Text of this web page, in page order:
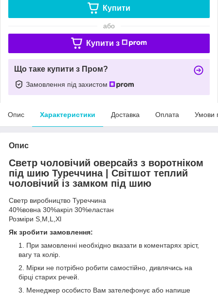
Купити
або
Купити з
Що таке купити з Пром?
Замовлення під захистом
Опис Характеристики Доставка Оплата Умови
Опис
Светр чоловічий оверсайз з воротніком
під шию Туреччина | Світшот теплий
чоловічий із замком під шию
Светр виробництво Туреччина
40%вовна 30%акріл 30%еластан
Розміри S,M,L,Xl
Як зробити замовлення:
При замовленні необхідно вказати в коментарях зріст,
вагу та колір.
Мірки не потрібно робити самостійно, дивлячись на
бірці старих речей.
Менеджер особисто Вам зателефонує або напише